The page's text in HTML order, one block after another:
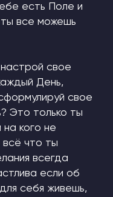
есть Поле и
ты все можешь
свое
День,
свое
Это только ты
кого не
всё что ты
всегда
если об
себя живешь,